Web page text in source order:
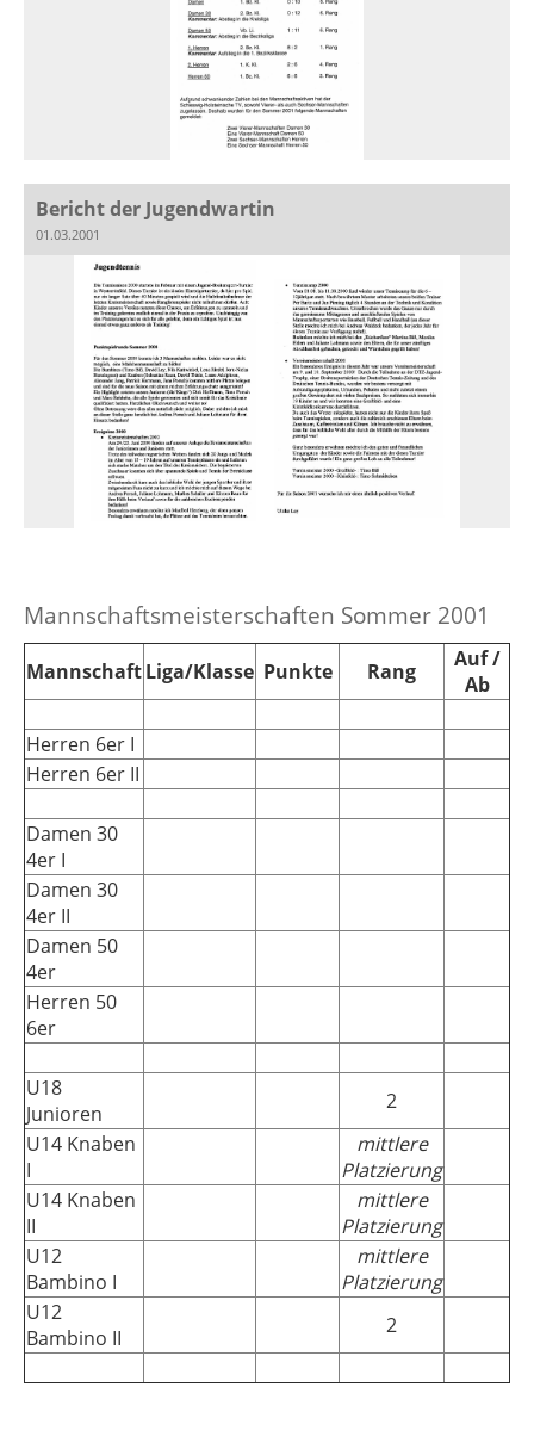
Bericht der Jugendwartin
01.03.2001
Mannschaftsmeisterschaften Sommer 2001
MannschaftLiga/Klasse Punkte Rang
Auf /
Ab
Herren 6er I
Herren 6er II
Damen 30
4er I
Damen 30
4er II
Damen 50
4er
Herren 50
6er
U18
Junioren
2
U14 Knaben
I
mittlere
Platzierung
U14 Knaben
II
mittlere
Platzierung
U12
Bambino I
mittlere
Platzierung
U12
Bambino II
2